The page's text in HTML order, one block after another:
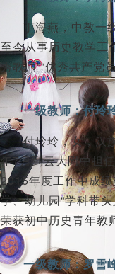
丁海燕，中教一
至今从事历史教学工
秀教师”“优秀共产党
一级教师：付玲
付玲玲，女，汉
年7月到云大附中担
2015年度工作中成
学、幼儿园“学科带
荣获初中历史青年教
一级教师：罗雪